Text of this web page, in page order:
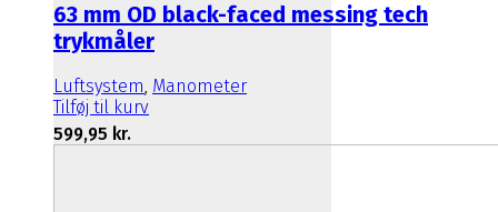
63 mm OD black-faced messing tech
trykmåler
Luftsystem Manometer
Tilføj til kurv
599,95 kr.